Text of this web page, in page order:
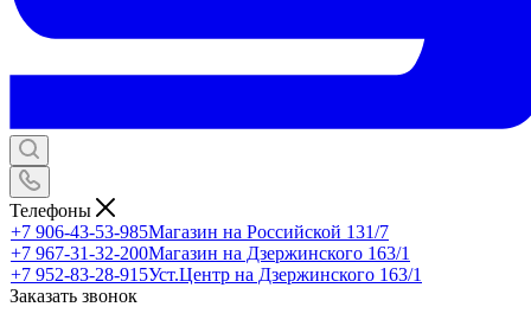
Телефоны
+7 906-43-53-985Магазин на Российской 131/7
+7 967-31-32-200Магазин на Дзержинского 163/1
+7 952-83-28-915Уст.Центр на Дзержинского 163/1
Заказать звонок